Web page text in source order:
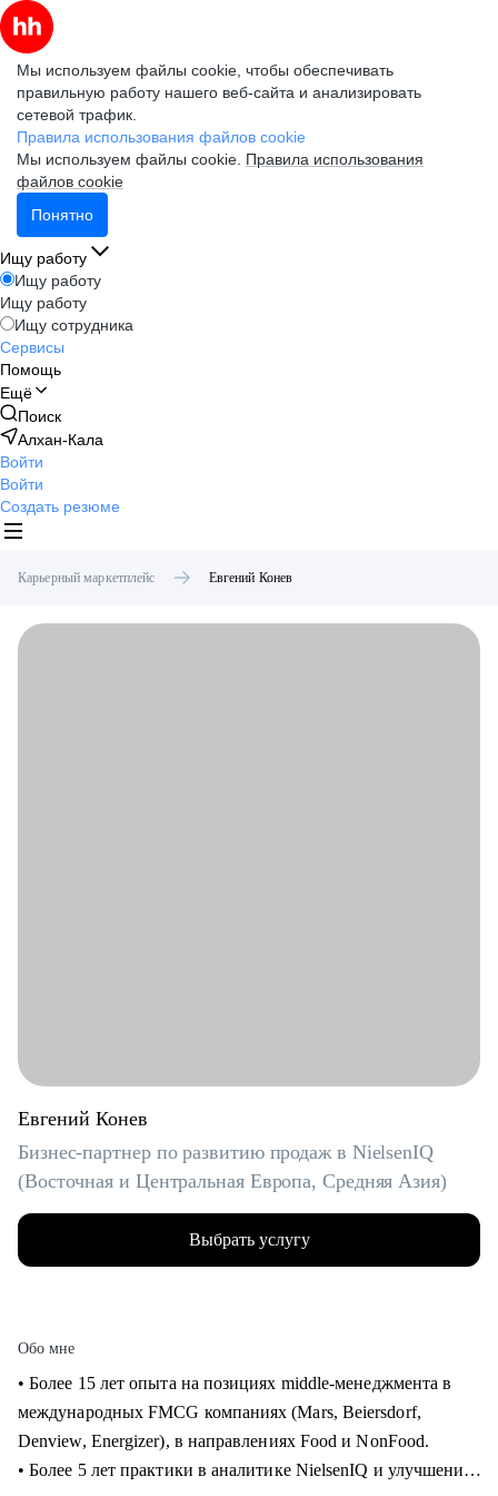
Мы используем файлы cookie, чтобы обеспечивать
правильную работу нашего веб-сайта и анализировать
сетевой трафик.
Правила использования файлов cookie
Мы используем файлы cookie. Правила использования
файлов cookie
Понятно
Ищу работу
Ищу работу
Ищу работу
Ищу сотрудника
Сервисы
Помощь
Ещё
Поиск
Алхан-Кала
Войти
Войти
Создать резюме
Карьерный маркетплейс Евгений Конев
Евгений Конев
Бизнес-партнер по развитию продаж в NielsenIQ
(Восточная и Центральная Европа, Средняя Азия)
Выбрать услугу
Обо мне
• Более 15 лет опыта на позициях middle-менеджмента в
международных FMCG компаниях (Mars, Beiersdorf,
Denview, Energizer), в направлениях Food и NonFood.
• Более 5 лет практики в аналитике NielsenIQ и улучшения